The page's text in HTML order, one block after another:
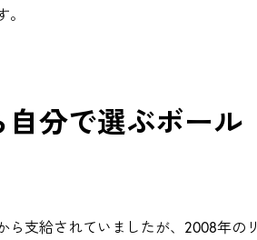
分で選ぶボール
支給されていましたが、2008年のリ